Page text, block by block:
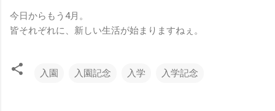
今日からもう4月。
皆それぞれに、新しい生活が始まりますねぇ。
入園 入園記念 入学 入学記念